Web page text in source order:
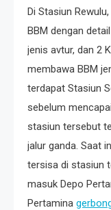
Di Stasiun
BBM dengan
jenis avtur, dan 2
membawa BBM
terdapat Stasiun
sebelum
stasiun tersebut
jalur ganda. Saat
tersisa di stasiun
masuk Depo
Pertamina